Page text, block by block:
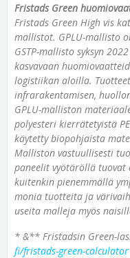
Fristads Green
Fristads Green High vis
mallistot. GPLU-mallisto
GSTP-mallisto syksyn
kasvavaan
logistiikan aloilla.
infrarakentamisen,
GPLU-malliston
polyesteri kierrätetyistä
käytetty biopohjaista
Malliston vastuullisesti
paneelit vyötäröllä tuovat
kuitenkin pienemmällä
monia tuotteita ja
useita malleja myös
* &** Fristadsin Green-
fi/fristads-green-calculator